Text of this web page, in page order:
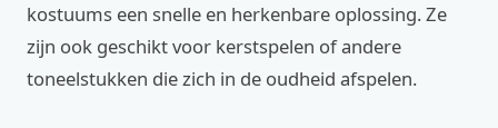
kostuums een snelle en herkenbare oplossing. Ze
zijn ook geschikt voor kerstspelen of andere
toneelstukken die zich in de oudheid afspelen.